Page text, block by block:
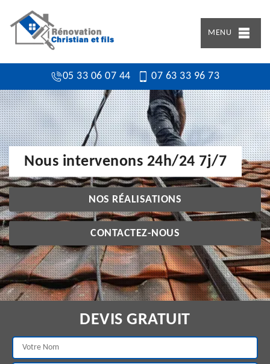
MENU
05 33 06 07 44 07 63 33 96 73
Nous intervenons 24h/24 7j/7
NOS RÉALISATIONS
CONTACTEZ-NOUS
DEVIS GRATUIT